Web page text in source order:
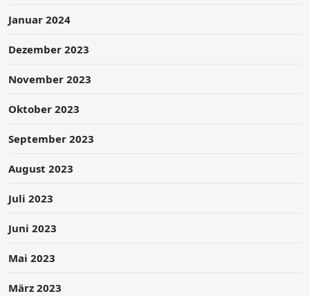
Januar 2024
Dezember 2023
November 2023
Oktober 2023
September 2023
August 2023
Juli 2023
Juni 2023
Mai 2023
März 2023